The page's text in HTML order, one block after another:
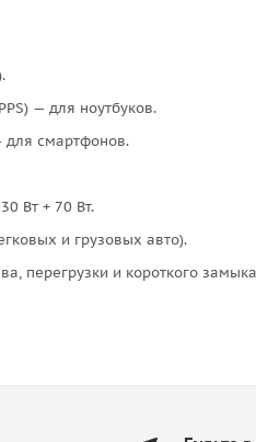
— для ноутбуков.
для смартфонов.
30 Вт + 70 Вт.
и грузовых авто).
перегрузки и короткого